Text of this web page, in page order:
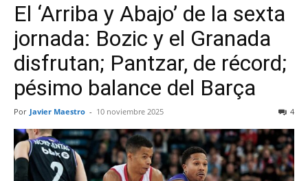
El ‘Arriba y Abajo’ de la sexta
jornada: Bozic y el Granada
disfrutan; Pantzar, de récord;
pésimo balance del Barça
Por Javier Maestro - 10 noviembre 2025 4